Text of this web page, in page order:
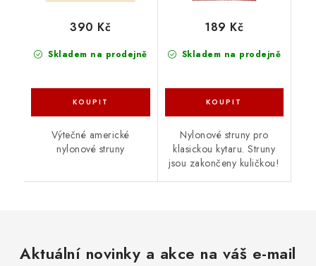
Skladem na prodejně
390 Kč
Výtečné americké
nylonové struny
Skladem na prodejně
189 Kč
Nylonové struny pro
klasickou kytaru. Struny
jsou zakončeny kuličkou!
Aktuální novinky a akce na váš e-mail